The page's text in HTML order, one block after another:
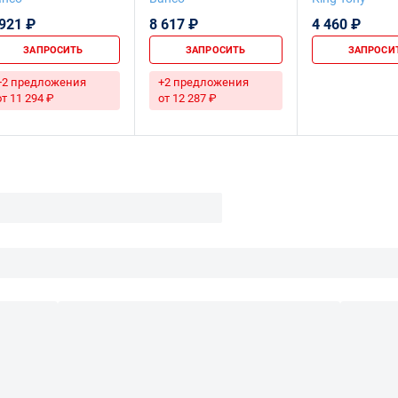
₽
ЗАПРОСИТЬ
предложения
11 294 ₽
мм
8 617 ₽
ЗАПРОСИТЬ
+2 предложения
от 12 287 ₽
4 460 ₽